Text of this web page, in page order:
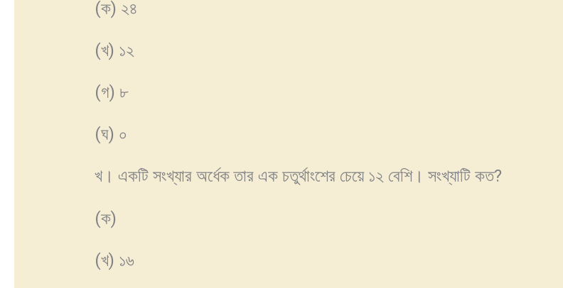
(ক) ২৪
(খ) ১২
(গ) ৮
(ঘ) ০
খ। একটি সংখ্যার অর্ধেক তার এক চতুর্থাংশের চেয়ে ১২ বেশি। সংখ্যাটি কত?
(ক)
(খ) ১৬